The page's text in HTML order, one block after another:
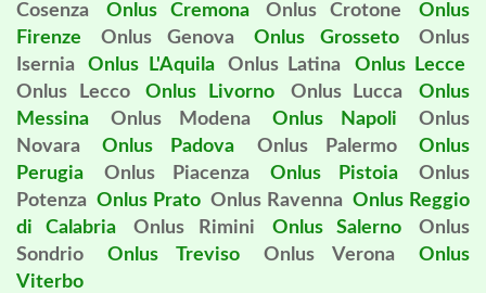
Cosenza
Onlus Cremona Onlus Crotone
Onlus
Firenze
Onlus Genova Onlus Grosseto
Onlus
Isernia
Onlus L'Aquila Onlus Latina
Onlus Lecce
Onlus Lecco
Onlus Livorno Onlus Lucca
Onlus
Messina
Onlus Modena Onlus Napoli
Onlus
Novara
Onlus Padova Onlus Palermo
Onlus
Perugia
Onlus Piacenza Onlus Pistoia
Onlus
Potenza Onlus Prato Onlus Ravenna Onlus Reggio
di Calabria
Onlus Rimini Onlus Salerno
Onlus
Sondrio
Onlus Treviso Onlus Verona
Onlus
Viterbo